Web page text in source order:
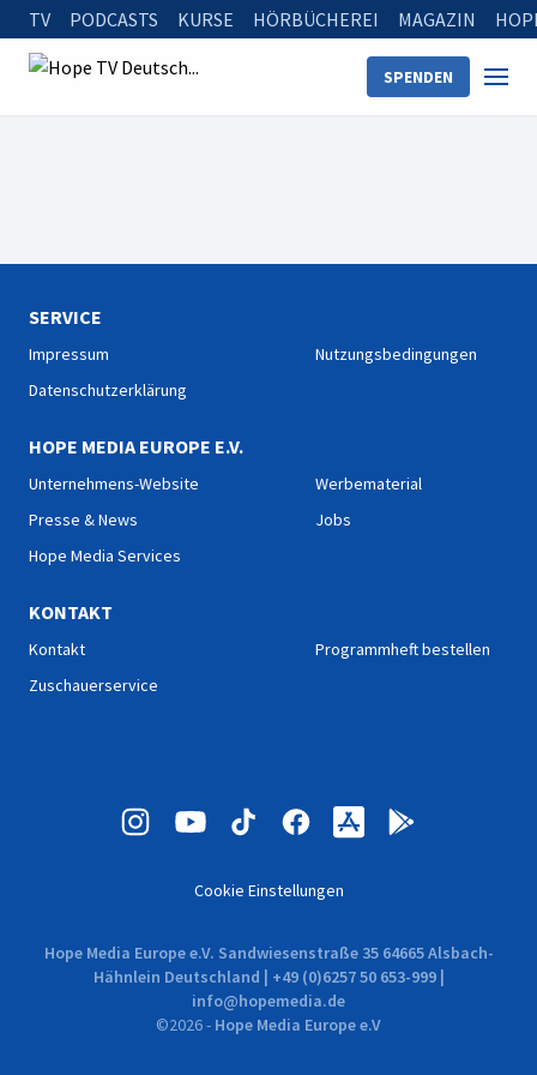
TV PODCASTS KURSE HÖRBÜCHEREI MAGAZIN
SPENDEN
SERVICE
Impressum
Datenschutzerklärung
Nutzungsbedingungen
HOPE MEDIA EUROPE E.V.
Unternehmens-Website
Presse & News
Hope Media Services
Werbematerial
Jobs
KONTAKT
Kontakt
Zuschauerservice
Programmheft bestellen
Cookie Einstellungen
Hope Media Europe e.V. Sandwiesenstraße 35 64665 Alsbach-
Hähnlein Deutschland | +49 (0)6257 50 653-999 |
info@hopemedia.de
©2026- Hope Media Europe e.V